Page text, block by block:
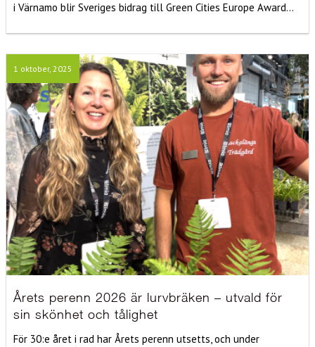
i Värnamo blir Sveriges bidrag till Green Cities Europe Award...
1 oktober, 2025
Årets perenn 2026 är lurvbräken – utvald för
sin skönhet och tålighet
För 30:e året i rad har Årets perenn utsetts, och under